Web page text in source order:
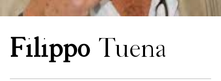
FilippoTuena